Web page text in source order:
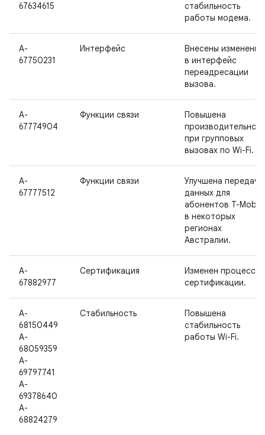
67634615
стабильность
работы модема.
A-
67750231
Интерфейс
Внесены изменения
в интерфейс
переадресации
вызова.
A-
67774904
Функции связи
Повышена
при групповых
вызовах по Wi-Fi.
A-
67777512
Функции связи
Улучшена передача
данных для
абонентов T-Mobile
в некоторых
регионах
Австралии.
A-
67882977
Сертификация
Изменен процесс
сертификации.
A-
68150449
A-
68059359
A-
69797741
A-
69378640
A-
68824279
Стабильность
Повышена
стабильность
работы Wi-Fi.